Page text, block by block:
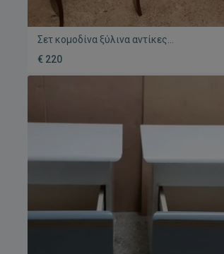
Σετ κομοδίνα ξύλινα αντίκες
μεταχειρισμένα με ραφάκι και συρτάρι
€ 220